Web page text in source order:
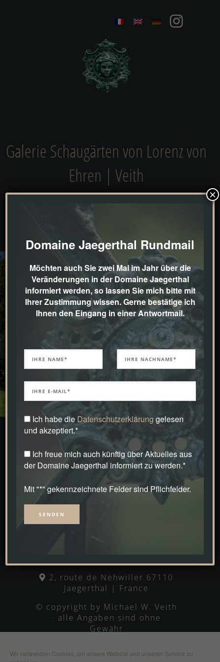
Wir verwenden Cookies, um unsere Website und unseren Service zu
Galerie Schaugärten von Lorenz von
Ehren | Veith
DOMAINE JAEGERTHAL
2, route de Nehwiller 67110
Jaegerthal | France
© copyright by Michael W. Veith
· alle Angaben sind ohne
Gewähr
Impressum Kontakt
Domaine Jaegerthal Rundmail
Möchten auch Sie zwei Mal im Jahr über die
Veränderungen in der Domaine Jaegerthal
informiert werden, so lassen Sie mich bitte mit
Ihrer Zustimmung wissen. Gerne bestätige ich
Ihnen den Eingang in einer Antwortmail.
Ich habe die Datenschutzerklärung gelesen
und akzeptiert.*
Ich freue mich auch künftig über Aktuelles aus
der Domaine Jaegerthal informiert zu werden.*
Mit "*" gekennzeichnete Felder sind Pflichfelder.
×